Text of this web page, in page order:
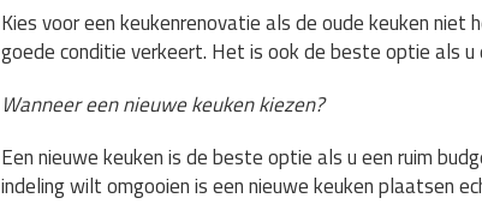
Kies voor een keukenrenovatie als de oude keuken
goede conditie verkeert. Het is ook de beste optie als
Wanneer een nieuwe keuken kiezen?
Een nieuwe keuken is de beste optie als u een ruim
indeling wilt omgooien is een nieuwe keuken plaatsen